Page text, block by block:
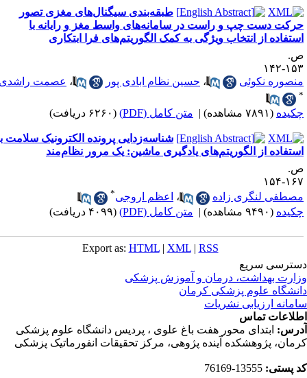
طبقه‌بندی سیگنال‌های مغزی تصور
دست چپ و راست در سامانه‌های واسط مغز و رایانه با
از انتخاب ویژگی به کمک الگوریتم‌های فرا ‌ابتکاری
۱۴۲
نکوئی
،حسین نظام ابادی پور ،عصمت راشدی
(۷۸۹۱ مشاهده) | متن کامل (PDF) (۶۲۶۰ دریافت)
شناسه‌زدایی پرونده الکترونیک سلامت با
از الگوریتم‌های یادگیری ماشین: یک مرور نظام‌مند
۱۵۴
لنگری زاده
،اعظم اروجی
(۹۴۹۰ مشاهده) | متن کامل (PDF) (۴۰۹۹ دریافت)
Export as:HTML |XML |RSS
سریع
بهداشت، درمان و آموزش پزشکی
علوم پزشکی کرمان
ارزیابی نشریات
تماس
ابتدای محور هفت باغ علوی ، پردیس دانشگاه علوم پزشکی
پژوهشکده آینده پژوهی، مرکز تحقیقات انفورماتیک پزشکی
پستی: 13555-76169